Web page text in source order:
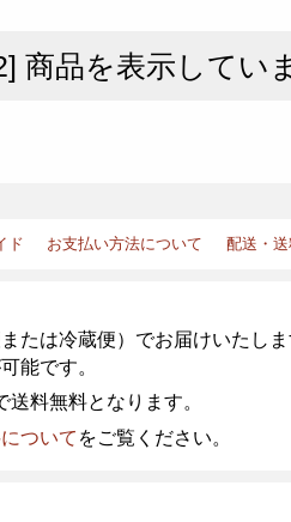
商品を表示してい
ド お支払い方法について 配送・
たは冷蔵便）でお届けいたし
能です。
料無料となります。
ついて をご覧ください。